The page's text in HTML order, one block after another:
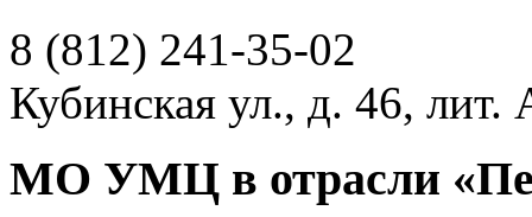
8 (812) 241-35-02
Кубинская ул., д. 46, лит.
МО УМЦ в отрасли